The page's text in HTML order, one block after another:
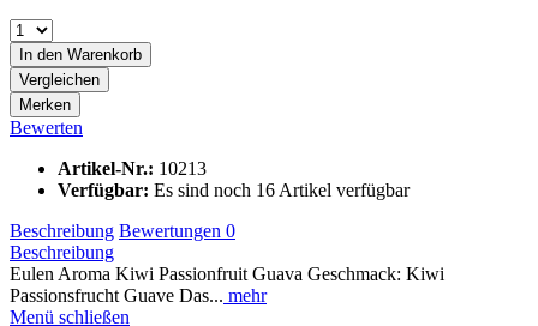
In den Warenkorb
Vergleichen
Merken
Bewerten
Artikel-Nr.: 10213
Verfügbar: Es sind noch 16 Artikel verfügbar
Beschreibung Bewertungen 0
Beschreibung
Eulen Aroma Kiwi Passionfruit Guava Geschmack: Kiwi
Passionsfrucht Guave Das... mehr
Menü schließen